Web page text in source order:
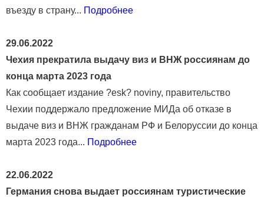
въезду в страну... Подробнее
29.06.2022
Чехия прекратила выдачу виз и ВНЖ россиянам до
конца марта 2023 года
Как сообщает издание ?esk? noviny, правительство
Чехии поддержало предложение МИДа об отказе в
выдаче виз и ВНЖ гражданам РФ и Белоруссии до конца
марта 2023 года... Подробнее
22.06.2022
Германия снова выдает россиянам туристические